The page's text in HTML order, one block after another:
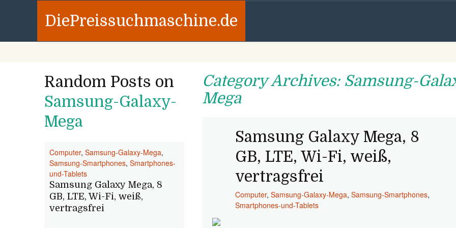
DiePreissuchmaschine.de
Category Archives: Samsung-
Mega
Samsung Galaxy Mega, 8
GB, LTE, Wi-Fi, weiß,
vertragsfrei
Computer,Samsung-Galaxy-Mega,Samsung-Smartphones,
Smartphones-und-Tablets
Random Posts on
Samsung-Galaxy-
Mega
Computer, Samsung-Galaxy-Mega,
Samsung-Smartphones, Smartphones-
und-Tablets
Samsung Galaxy Mega, 8
GB, LTE, Wi-Fi, weiß,
vertragsfrei